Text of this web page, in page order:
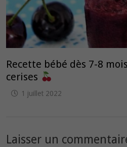
Recette bébé dès 7-8
cerises
1 juillet 2022
Laisser un